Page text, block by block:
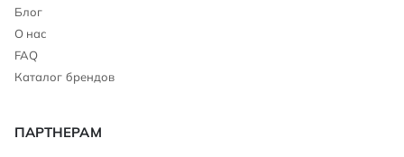
Блог
О нас
FAQ
Каталог брендов
ПАРТНЕРАМ